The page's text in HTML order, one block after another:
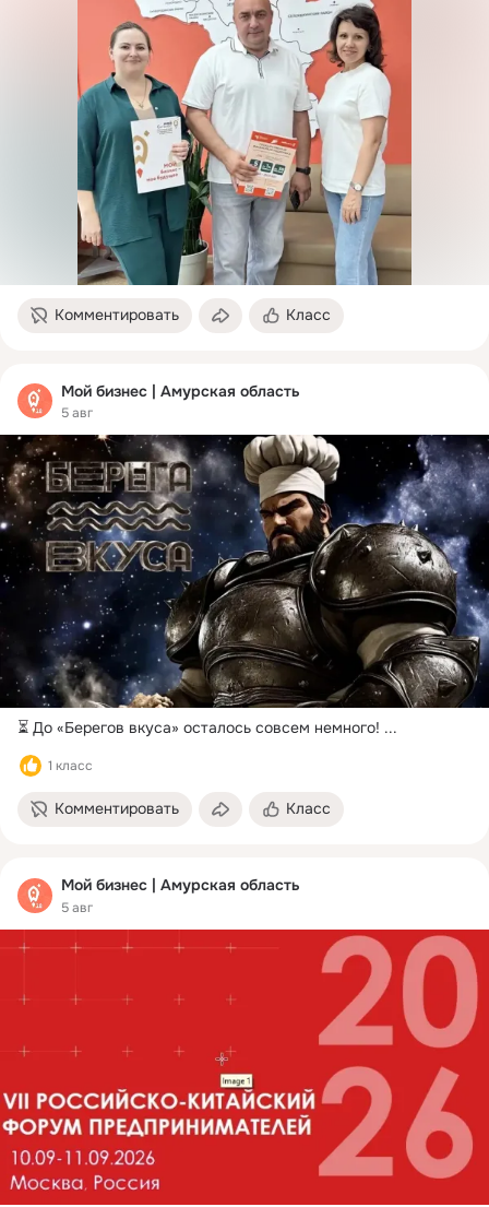
Комментировать Класс
Мой бизнес | Амурская область
5 авг
⏳ До «Берегов вкуса» осталось совсем немного! ...
1 класс
Комментировать Класс
Мой бизнес | Амурская область
5 авг